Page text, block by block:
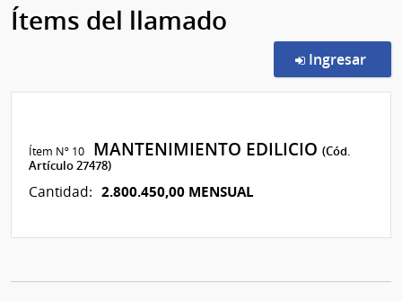
Ítems del llamado
Ingresar
Ítem Nº 10 MANTENIMIENTO EDILICIO(Cód.
Artículo 27478)
Cantidad: 2.800.450,00 MENSUAL